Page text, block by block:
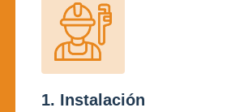
1. Instalación